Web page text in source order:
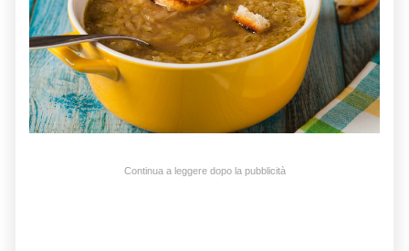
Continua a leggere dopo la pubblicità